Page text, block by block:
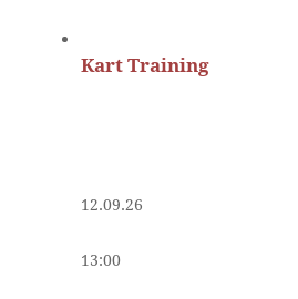
Kart Training
12.09.26
13:00